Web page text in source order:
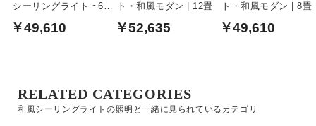
シーリングライト ~6畳
￥49,610
ト・和風モダン | 12畳
￥52,635
ト・和風モダン | 8畳
￥49,610
和風シーリングライトの照明と一緒に見られているカテゴリ
RELATED CATEGORIES